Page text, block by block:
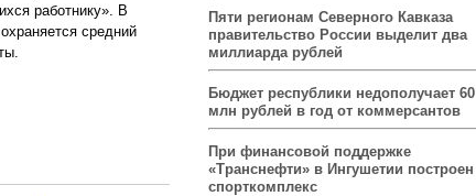
работнику». В
средний
Пяти регионам Северного Кавказа
правительство России выделит два
миллиарда рублей
Бюджет республики недополучает 60
млн рублей в год от коммерсантов
При финансовой поддержке
«Транснефти» в Ингушетии построен
спорткомплекс